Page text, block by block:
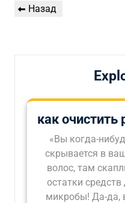
по
Предыдущая
Назад
как очистить
«Вы когда-
скрывается в
волос, там
остатки
микробы! Да-да,